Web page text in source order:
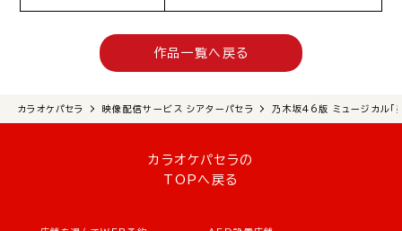
作品一覧へ戻る
カラオケパセラ 映像配信サービス シアターパセラ 乃木坂46版 ミュージカル「
カラオケパセラの
TOPへ戻る